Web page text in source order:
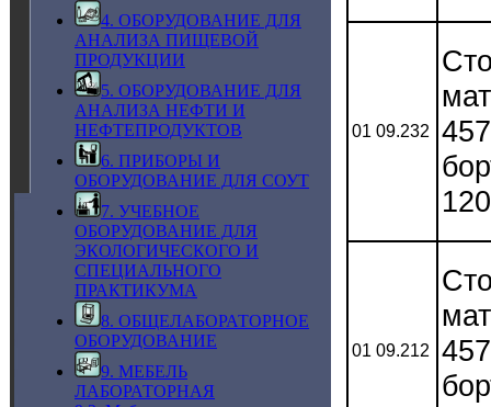
4. ОБОРУДОВАНИЕ ДЛЯ
АНАЛИЗА ПИЩЕВОЙ
ПРОДУКЦИИ
5. ОБОРУДОВАНИЕ ДЛЯ
АНАЛИЗА НЕФТИ И
НЕФТЕПРОДУКТОВ
6. ПРИБОРЫ И
ОБОРУДОВАНИЕ ДЛЯ СОУТ
7. УЧЕБНОЕ
ОБОРУДОВАНИЕ ДЛЯ
ЭКОЛОГИЧЕСКОГО И
СПЕЦИАЛЬНОГО
ПРАКТИКУМА
8. ОБЩЕЛАБОРАТОРНОЕ
ОБОРУДОВАНИЕ
9. МЕБЕЛЬ
ЛАБОРАТОРНАЯ
01 09.232
01 09.212